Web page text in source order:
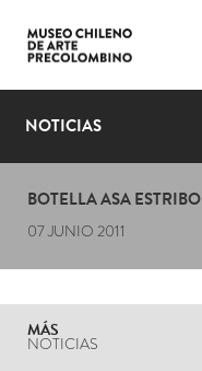
LENGUAJE
PLANIFICA TU VISITA
EXPOSICIONES
EL MUSEO
NOTICIAS
NOTICIAS
BOTELLA ASA ESTRIBO
07 JUNIO 2011
MÁS
NOTICIAS